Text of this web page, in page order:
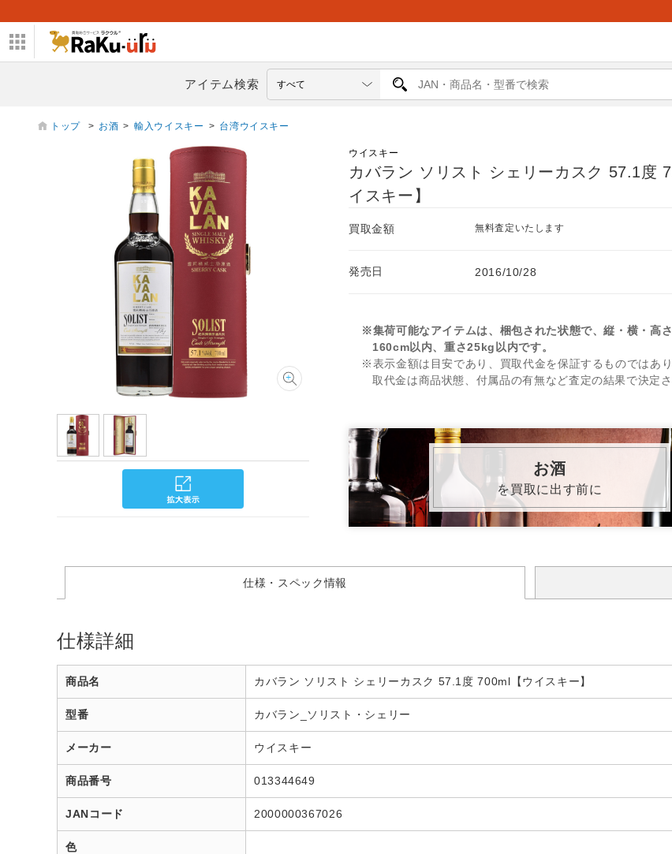
アイテム検索
トップ > お酒 > 輸入ウイスキー > 台湾ウイスキー
ウイスキー
カバラン ソリスト シェリーカスク 57.1度
イスキー】
買取金額 無料査定いたします
発売日 2016/10/28
※集荷可能なアイテムは、梱包された状態で、縦・横・高
160cm以内、重さ25kg以内です。
※表示金額は目安であり、買取代金を保証するものではあ
取代金は商品状態、付属品の有無など査定の結果で決定さ
お酒
を買取に出す前に
仕様・スペック情報
仕様詳細
商品名 カバラン ソリスト シェリーカスク 57.1度 700ml【ウイスキー】
型番 カバラン_ソリスト・シェリー
メーカー ウイスキー
商品番号 013344649
JANコード 2000000367026
色